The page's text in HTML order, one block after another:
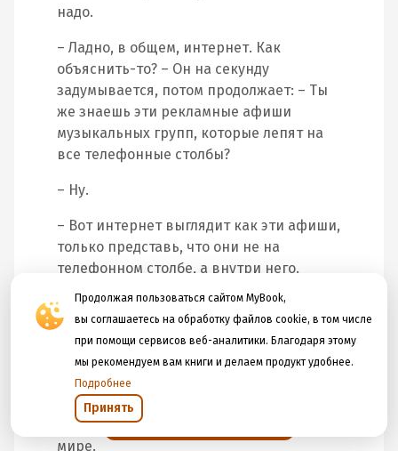
Продолжая пользоваться сайтом MyBook,
вы соглашаетесь на обработку файлов cookie, в том числе
при помощи сервисов веб-аналитики. Благодаря этому
мы рекомендуем вам книги и делаем продукт удобнее.
Подробнее
Принять
надо.
– Ладно, в общем, интернет. Как
объяснить-то? – Он на секунду
задумывается, потом продолжает: – Ты
же знаешь эти рекламные афиши
музыкальных групп, которые лепят на
все телефонные столбы?
– Ну.
– Вот интернет выглядит как эти афиши,
только представь, что они не на
телефонном столбе, а внутри него.
– Что-то я не догоняю.
– Представь, что они находятся внутри
проводов, перемещаются со скоростью
света, связаны между собой,
взаимодействуют, обмениваются
данными и доступны любому человеку в
мире.
Открыть в приложении